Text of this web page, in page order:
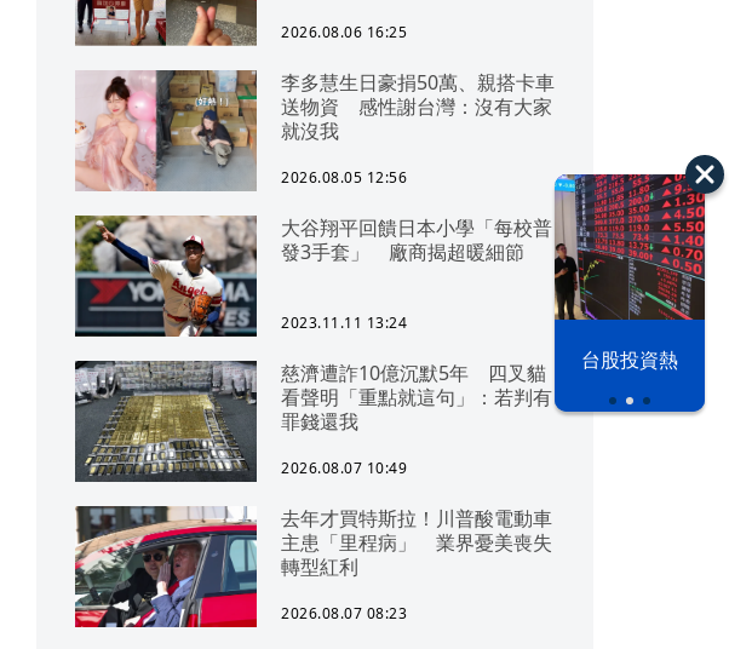
漢光42演習 台股投資熱
2026.08.06 16:25
李多慧生日豪捐50萬、親搭卡車
送物資 感性謝台灣：沒有大家
就沒我
2026.08.05 12:56
大谷翔平回饋日本小學「每校普
發3手套」 廠商揭超暖細節
2023.11.11 13:24
慈濟遭詐10億沉默5年 四叉貓
看聲明「重點就這句」：若判有
罪錢還我
2026.08.07 10:49
去年才買特斯拉！川普酸電動車
主患「里程病」 業界憂美喪失
轉型紅利
2026.08.07 08:23